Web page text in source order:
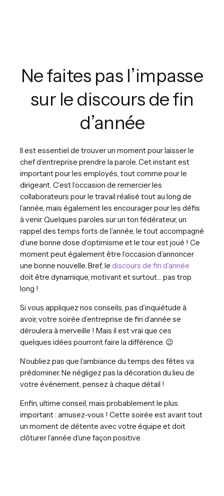
Ne faites pas l’impasse
sur le discours de fin
d’année
Il est essentiel de trouver un moment pour laisser le
chef d’entreprise prendre la parole. Cet instant est
important pour les employés, tout comme pour le
dirigeant. C’est l’occasion de remercier les
collaborateurs pour le travail réalisé tout au long de
l’année, mais également les encourager pour les défis
à venir. Quelques paroles sur un ton fédérateur, un
rappel des temps forts de l’année, le tout accompagné
d’une bonne dose d’optimisme et le tour est joué ! Ce
moment peut également être l’occasion d’annoncer
une bonne nouvelle. Bref, le discours de fin d’année
doit être dynamique, motivant et surtout… pas trop
long !
Si vous appliquez nos conseils, pas d’inquiétude à
avoir, votre soirée d’entreprise de fin d’année se
déroulera à merveille ! Mais il est vrai que ces
quelques idées pourront faire la différence. 😉
N’oubliez pas que l’ambiance du temps des fêtes va
prédominer. Ne négligez pas la décoration du lieu de
votre événement, pensez à chaque détail !
Enfin, ultime conseil, mais probablement le plus
important : amusez-vous ! Cette soirée est avant tout
un moment de détente avec votre équipe et doit
clôturer l’année d’une façon positive.